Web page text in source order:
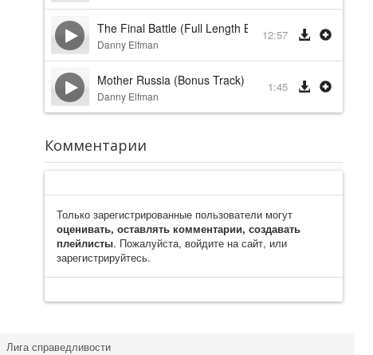
The Final Battle (Full Length Bonus Track)
Danny Elfman
12:57
Mother Russia (Bonus Track)
Danny Elfman
1:45
Комментарии
Только зарегистрированные пользователи могут
оценивать, оставлять комментарии, создавать
плейлисты. Пожалуйста, войдите на сайт, или
зарегистрируйтесь.
Лига справедливости